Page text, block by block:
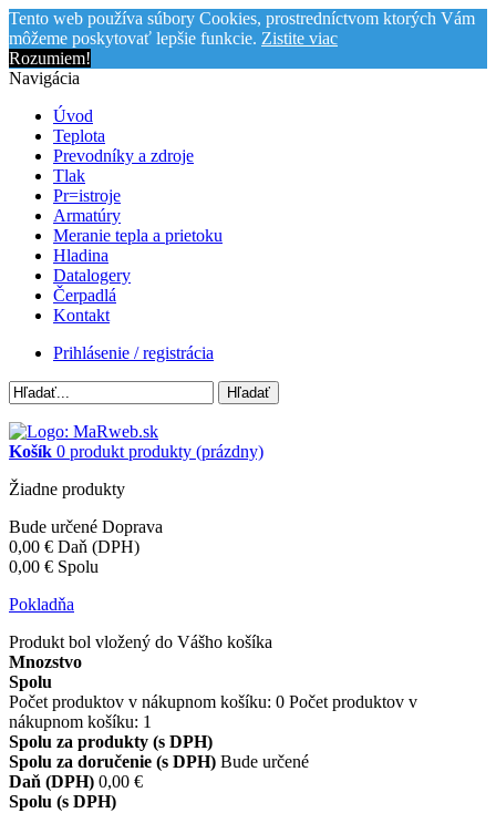
Tento web používa súbory Cookies, prostredníctvom ktorých Vám
môžeme poskytovať lepšie funkcie. Zistite viac
Rozumiem!
Navigácia
Úvod
Teplota
Prevodníky a zdroje
Tlak
Pr=istroje
Armatúry
Meranie tepla a prietoku
Hladina
Datalogery
Čerpadlá
Kontakt
Prihlásenie / registrácia
Hľadať
Košík 0 produkt produkty (prázdny)
Žiadne produkty
Bude určené Doprava
0,00 € Daň (DPH)
0,00 € Spolu
Pokladňa
Produkt bol vložený do Vášho košíka
Mnozstvo
Spolu
Počet produktov v nákupnom košíku: 0 Počet produktov v
nákupnom košíku: 1
Spolu za produkty (s DPH)
Spolu za doručenie (s DPH) Bude určené
Daň (DPH) 0,00 €
Spolu (s DPH)